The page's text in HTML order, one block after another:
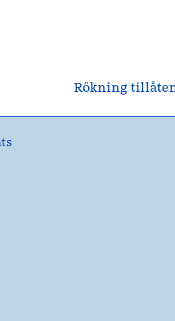
Rökning